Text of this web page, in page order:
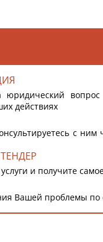
юридический
действиях
с
и получите
Вашей проблемы по